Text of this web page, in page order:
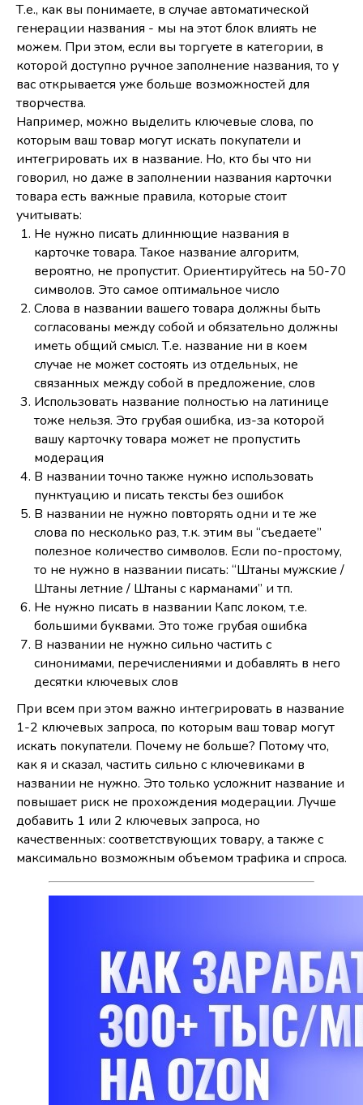
Т.е., как вы понимаете, в случае автоматической
генерации названия - мы на этот блок влиять не
можем. При этом, если вы торгуете в категории, в
которой доступно ручное заполнение названия, то у
вас открывается уже больше возможностей для
творчества.
Например, можно выделить ключевые слова, по
которым ваш товар могут искать покупатели и
интегрировать их в название. Но, кто бы что ни
говорил, но даже в заполнении названия карточки
товара есть важные правила, которые стоит
учитывать:
Не нужно писать длиннющие названия в
карточке товара. Такое название алгоритм,
вероятно, не пропустит. Ориентируйтесь на 50-70
символов. Это самое оптимальное число
Слова в названии вашего товара должны быть
согласованы между собой и обязательно должны
иметь общий смысл. Т.е. название ни в коем
случае не может состоять из отдельных, не
связанных между собой в предложение, слов
Использовать название полностью на латинице
тоже нельзя. Это грубая ошибка, из-за которой
вашу карточку товара может не пропустить
модерация
В названии точно также нужно использовать
пунктуацию и писать тексты без ошибок
В названии не нужно повторять одни и те же
слова по несколько раз, т.к. этим вы “съедаете”
полезное количество символов. Если по-простому,
то не нужно в названии писать: “Штаны мужские /
Штаны летние / Штаны с карманами” и тп.
Не нужно писать в названии Капс локом, т.е.
большими буквами. Это тоже грубая ошибка
В названии не нужно сильно частить с
синонимами, перечислениями и добавлять в него
десятки ключевых слов
При всем при этом важно интегрировать в название
1-2 ключевых запроса, по которым ваш товар могут
искать покупатели. Почему не больше? Потому что,
как я и сказал, частить сильно с ключевиками в
названии не нужно. Это только усложнит название и
повышает риск не прохождения модерации. Лучше
добавить 1 или 2 ключевых запроса, но
качественных: соответствующих товару, а также с
максимально возможным объемом трафика и спроса.